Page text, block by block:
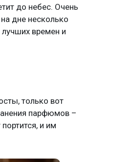
до небес. Очень
дне несколько
времен и
только вот
парфюмов –
и им